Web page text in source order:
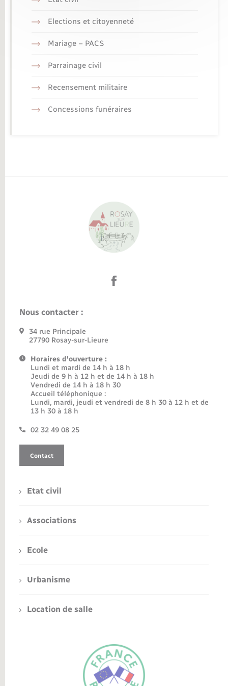
Elections et citoyenneté
Mariage – PACS
Parrainage civil
Recensement militaire
Concessions funéraires
Nous contacter :
34 rue Principale
27790 Rosay-sur-Lieure
Horaires d'ouverture :
Lundi et mardi de 14 h à 18 h
Jeudi de 9 h à 12 h et de 14 h à 18 h
Vendredi de 14 h à 18 h 30
Accueil téléphonique :
Lundi, mardi, jeudi et vendredi de 8 h 30 à 12 h et de
13 h 30 à 18 h
02 32 49 08 25
Contact
Etat civil
Associations
Ecole
Urbanisme
Location de salle